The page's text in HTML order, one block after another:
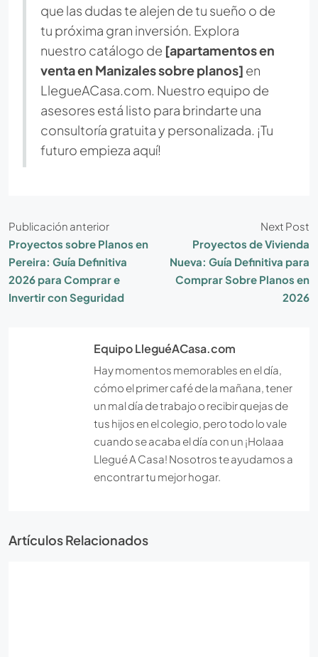
que las dudas te alejen de tu sueño o de
tu próxima gran inversión. Explora
nuestro catálogo de [apartamentos en
venta en Manizales sobre planos] en
LlegueACasa.com. Nuestro equipo de
asesores está listo para brindarte una
consultoría gratuita y personalizada. ¡Tu
futuro empieza aquí!
Publicación anterior
Proyectos sobre Planos en
Pereira: Guía Definitiva
2026 para Comprar e
Invertir con Seguridad
Next Post
Proyectos de Vivienda
Nueva: Guía Definitiva para
Comprar Sobre Planos en
2026
Equipo LleguéACasa.com
Hay momentos memorables en el día,
cómo el primer café de la mañana, tener
un mal día de trabajo o recibir quejas de
tus hijos en el colegio, pero todo lo vale
cuando se acaba el día con un ¡Holaaa
Llegué A Casa! Nosotros te ayudamos a
encontrar tu mejor hogar.
Artículos Relacionados